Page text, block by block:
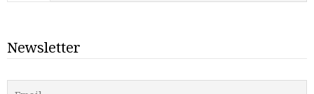
Newsletter